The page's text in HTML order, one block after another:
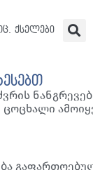
ქსელები